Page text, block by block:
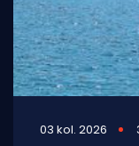
03 kol. 2026